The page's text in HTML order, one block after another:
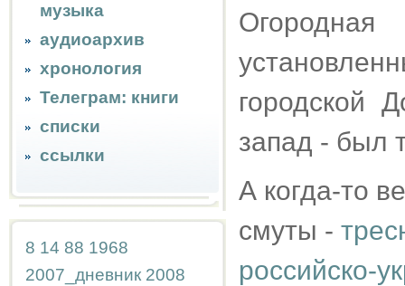
музыка
аудиоархив
хронология
Телеграм: книги
списки
ссылки
8 14 88 1968
2007_дневник 2008
городской
запад - был
А когда-то
смуты -
российско-